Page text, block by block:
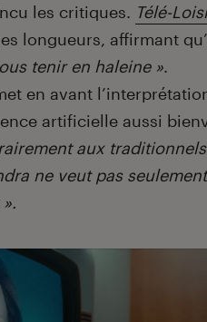
les critiques. Télé-
longueurs, affirmant
tenir en haleine ».
en avant
artificielle aussi
aux
ne veut pas